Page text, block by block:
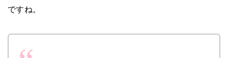
ですね。